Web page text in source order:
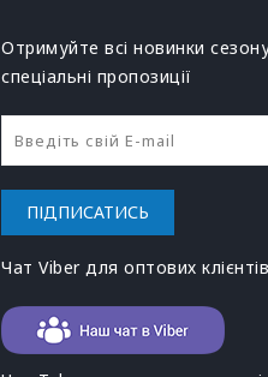
Отримуйте всі новинки
спеціальні пропозиції
ПІДПИСАТИСЬ
Чат Viber для оптових